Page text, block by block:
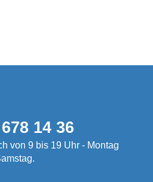
14 36
von 9 bis 19 Uhr - Montag